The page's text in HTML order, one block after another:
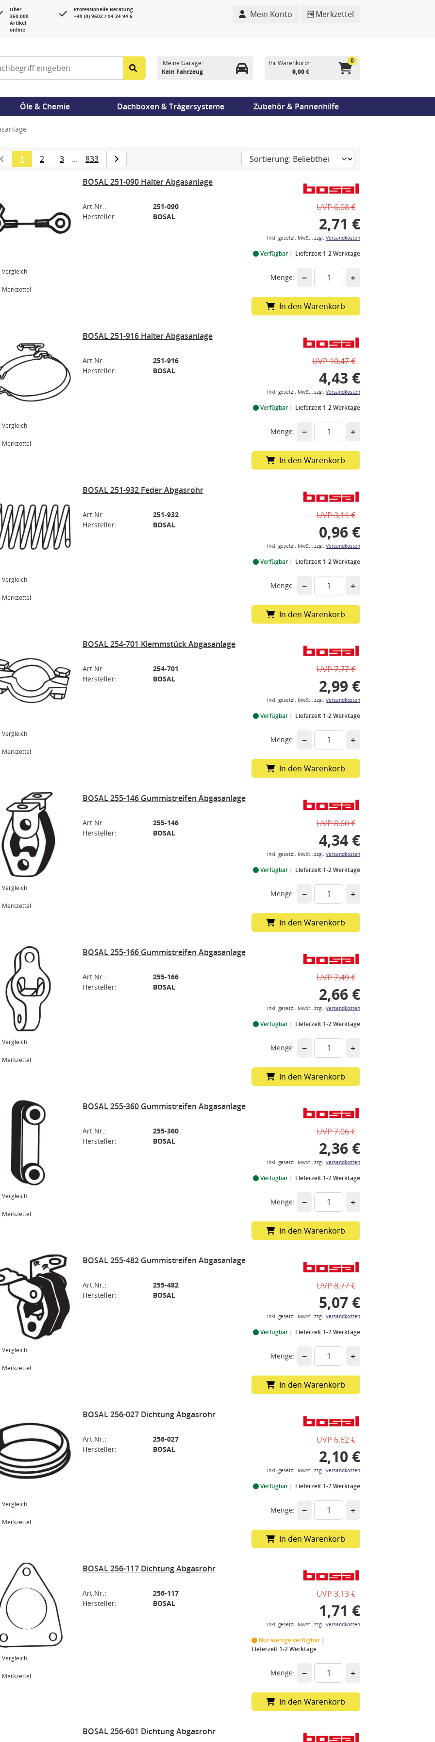
Über
360.000
Artikel
online
Professionelle Beratung
+49 (0) 9602 / 94 24 94 6
Mein Konto Merkzettel
Meine Garage:
Kein Fahrzeug
Ihr Warenkorb:
0,00 €
0
Öle & Chemie Dachboxen & Trägersysteme Zubehör & Pannenhilfe
1 2 3 ... 833
Vergleich
Merkzettel
BOSAL 251-090 Halter Abgasanlage
Art.Nr.:
251-090
Hersteller:
BOSAL
UVP 6,08 €
2,71 €
inkl. gesetzl. MwSt., zzgl. Versandkosten
Verfügbar Lieferzeit 1-2 Werktage
Menge: − +
In den Warenkorb
Vergleich
Merkzettel
BOSAL 251-916 Halter Abgasanlage
Art.Nr.:
251-916
Hersteller:
BOSAL
UVP 10,47 €
4,43 €
inkl. gesetzl. MwSt., zzgl. Versandkosten
Verfügbar Lieferzeit 1-2 Werktage
Menge: − +
In den Warenkorb
Vergleich
Merkzettel
BOSAL 251-932 Feder Abgasrohr
Art.Nr.:
251-932
Hersteller:
BOSAL
UVP 3,11 €
0,96 €
inkl. gesetzl. MwSt., zzgl. Versandkosten
Verfügbar Lieferzeit 1-2 Werktage
Menge: − +
In den Warenkorb
Vergleich
Merkzettel
BOSAL 254-701 Klemmstück Abgasanlage
Art.Nr.:
254-701
Hersteller:
BOSAL
UVP 7,77 €
2,99 €
inkl. gesetzl. MwSt., zzgl. Versandkosten
Verfügbar Lieferzeit 1-2 Werktage
Menge: − +
In den Warenkorb
Vergleich
Merkzettel
BOSAL 255-146 Gummistreifen Abgasanlage
Art.Nr.:
255-146
Hersteller:
BOSAL
UVP 8,60 €
4,34 €
inkl. gesetzl. MwSt., zzgl. Versandkosten
Verfügbar Lieferzeit 1-2 Werktage
Menge: − +
In den Warenkorb
Vergleich
Merkzettel
BOSAL 255-166 Gummistreifen Abgasanlage
Art.Nr.:
255-166
Hersteller:
BOSAL
UVP 7,49 €
2,66 €
inkl. gesetzl. MwSt., zzgl. Versandkosten
Verfügbar Lieferzeit 1-2 Werktage
Menge: − +
In den Warenkorb
Vergleich
Merkzettel
BOSAL 255-360 Gummistreifen Abgasanlage
Art.Nr.:
255-360
Hersteller:
BOSAL
UVP 7,06 €
2,36 €
inkl. gesetzl. MwSt., zzgl. Versandkosten
Verfügbar Lieferzeit 1-2 Werktage
Menge: − +
In den Warenkorb
Vergleich
Merkzettel
BOSAL 255-482 Gummistreifen Abgasanlage
Art.Nr.:
255-482
Hersteller:
BOSAL
UVP 8,77 €
5,07 €
inkl. gesetzl. MwSt., zzgl. Versandkosten
Verfügbar Lieferzeit 1-2 Werktage
Menge: − +
In den Warenkorb
Vergleich
Merkzettel
BOSAL 256-027 Dichtung Abgasrohr
Art.Nr.:
256-027
Hersteller:
BOSAL
UVP 6,62 €
2,10 €
inkl. gesetzl. MwSt., zzgl. Versandkosten
Verfügbar Lieferzeit 1-2 Werktage
Menge: − +
In den Warenkorb
Vergleich
Merkzettel
BOSAL 256-117 Dichtung Abgasrohr
Art.Nr.:
256-117
Hersteller:
BOSAL
UVP 3,13 €
1,71 €
inkl. gesetzl. MwSt., zzgl. Versandkosten
Nur wenige verfügbar
Lieferzeit 1-2 Werktage
Menge: − +
In den Warenkorb
BOSAL 256-601 Dichtung Abgasrohr